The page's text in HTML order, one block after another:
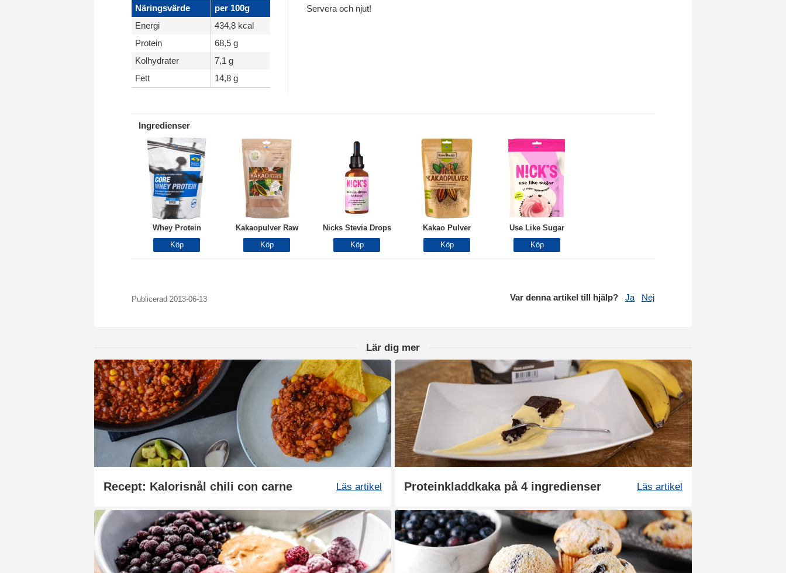
Näringsvärde
per 100g
Energi
434,8 kcal
Protein
68,5 g
Kolhydrater
7,1 g
Fett
14,8 g
Servera och njut!
Ingredienser
Whey Protein Kakaopulver Raw Nicks Stevia Drops Kakao Pulver Use Like Sugar
Publicerad 2013-06-13 Var denna artikel till hjälp? Ja Nej
Lär dig mer
Recept: Kalorisnål chili con carne Läs artikel Proteinkladdkaka på 4 ingredienser Läs artikel